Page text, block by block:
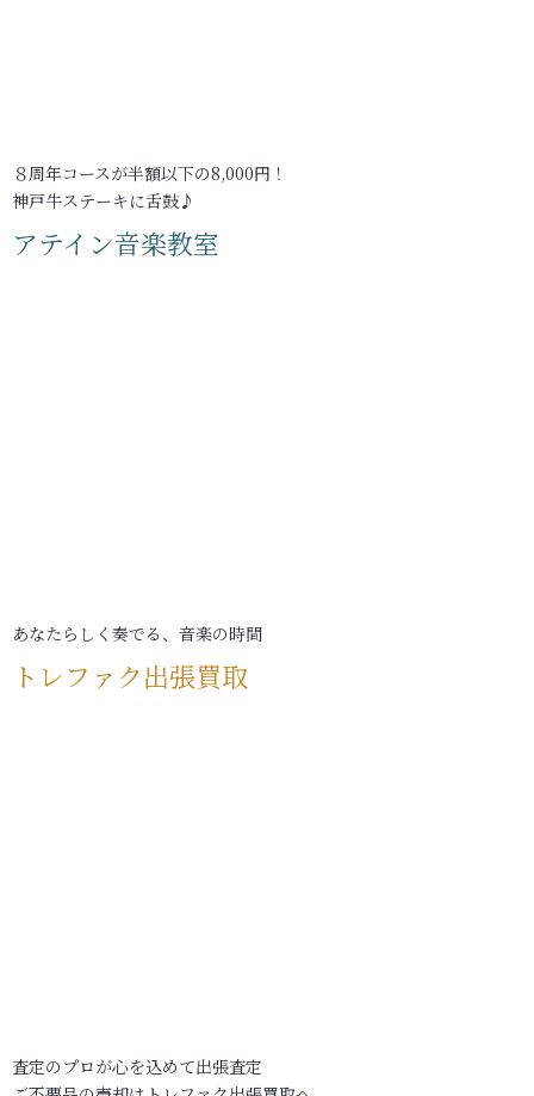
８周年コースが半額以下の8,000円！
神戸牛ステーキに舌鼓♪
アテイン音楽教室
あなたらしく奏でる、音楽の時間
トレファク出張買取
査定のプロが心を込めて出張査定